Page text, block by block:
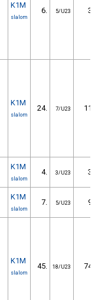
K1M
slalom
6. 5/U23 3.80
K1M
slalom
24. 7/U23 11.20
K1M
slalom
4. 3/U23 3.59
K1M
slalom
7. 5/U23 9.36
K1M
slalom
45. 18/U23 74.25